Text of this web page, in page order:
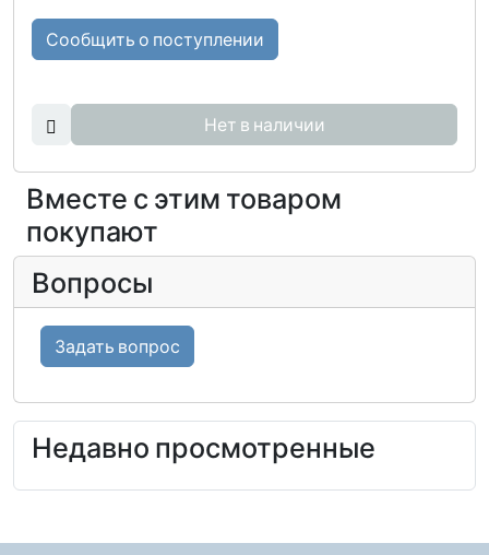
Сообщить о поступлении
Нет в наличии
Вместе с этим товаром
покупают
Вопросы
Задать вопрос
Недавно просмотренные